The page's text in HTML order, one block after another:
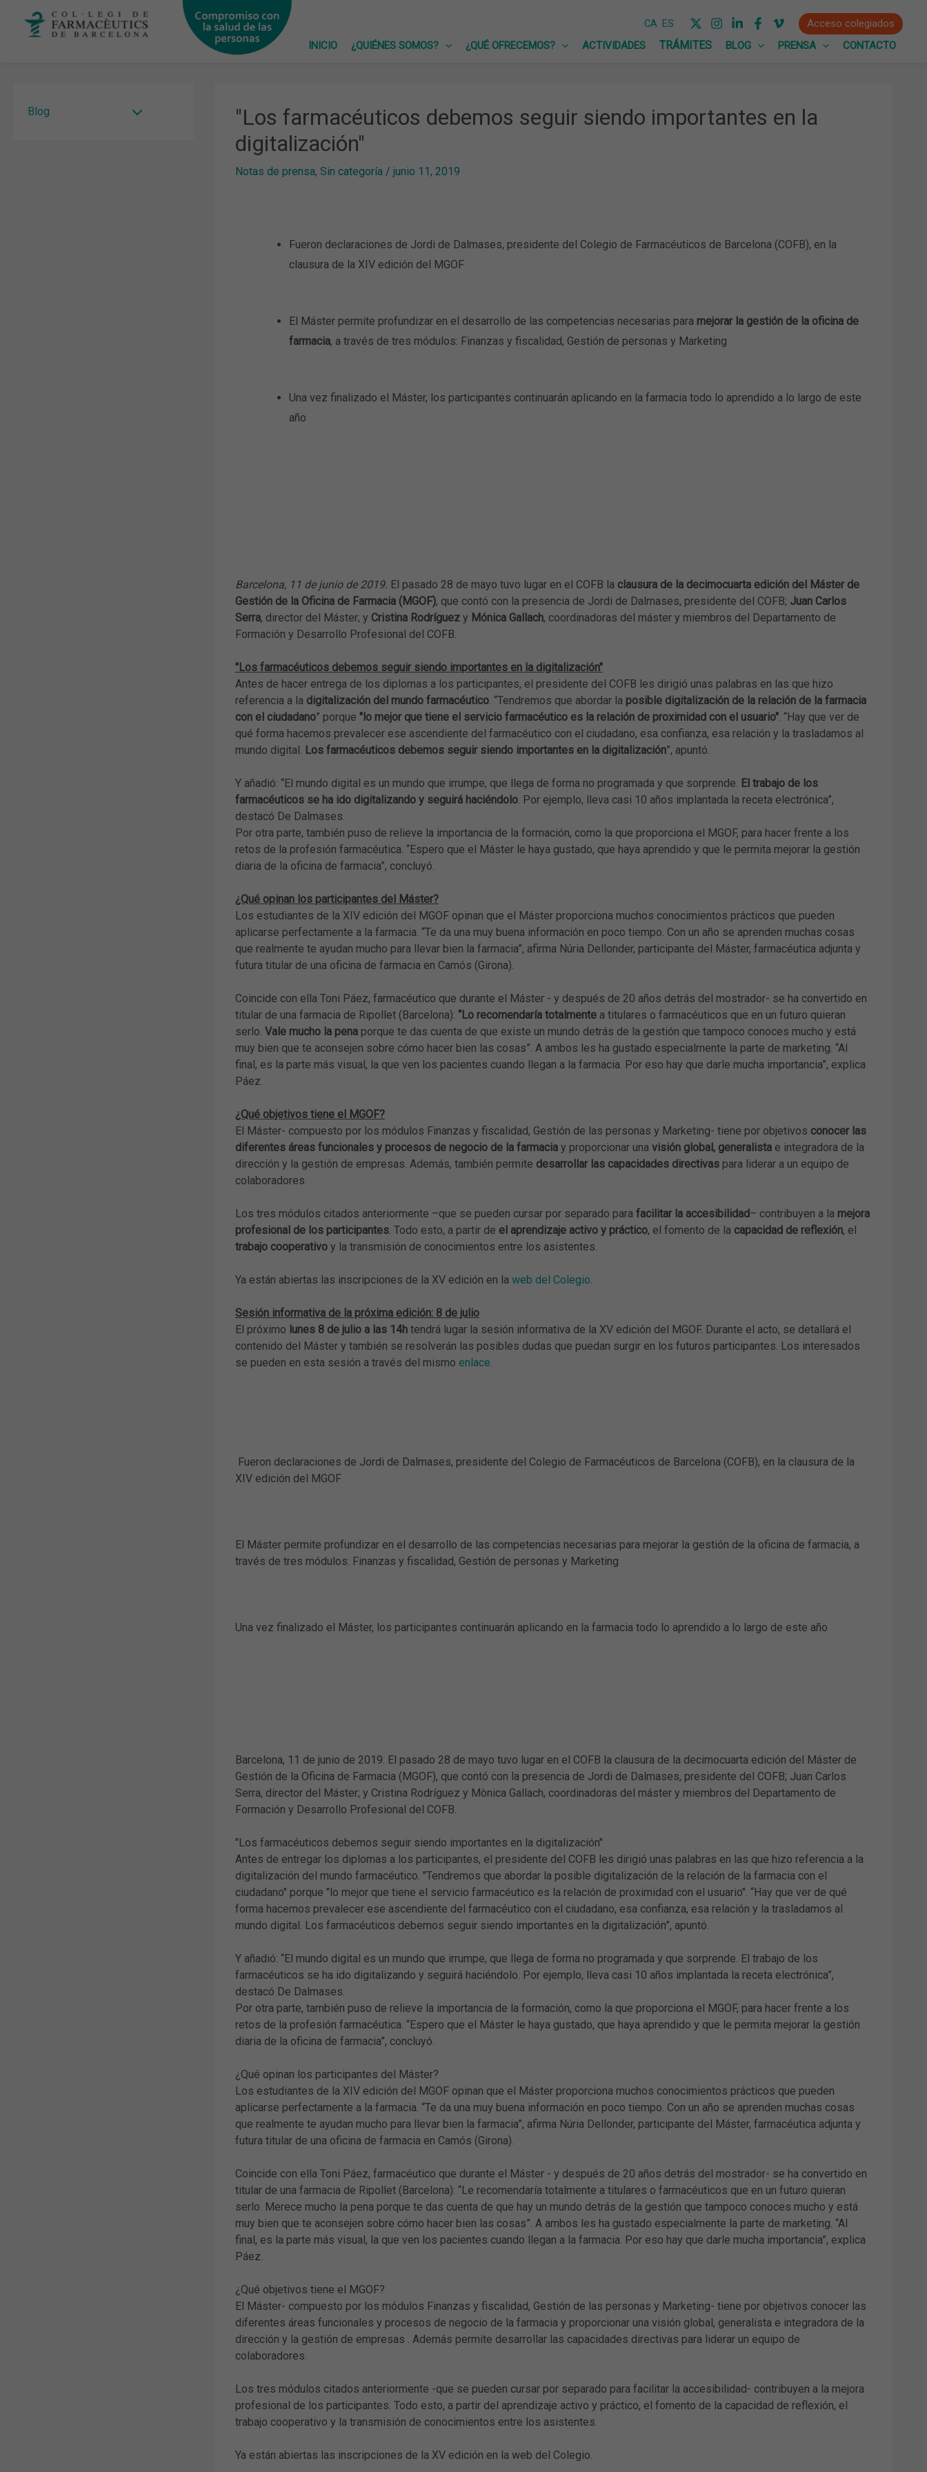
CA ES
Acceso colegiados
INICIO
¿QUIÉNES SOMOS? ¿QUÉ OFRECEMOS? ACTIVIDADES BLOG PRENSA CONTACTO
Blog
"Los farmacéuticos debemos seguir siendo importantes en la
digitalización"
Notas de prensa, Sin categoría/ junio 11, 2019
Fueron declaraciones de Jordi de Dalmases, presidente del Colegio de Farmacéuticos de Barcelona (COFB), en la
clausura de la XIV edición del MGOF
El Máster permite profundizar en el desarrollo de las competencias necesarias para mejorar la gestión de la oficina de
farmacia, a través de tres módulos: Finanzas y fiscalidad, Gestión de personas y Marketing
Una vez finalizado el Máster, los participantes continuarán aplicando en la farmacia todo lo aprendido a lo largo de este
año
Barcelona, 11 de junio de 2019. El pasado 28 de mayo tuvo lugar en el COFB la clausura de la decimocuarta edición del Máster de
Gestión de la Oficina de Farmacia (MGOF), que contó con la presencia de Jordi de Dalmases, presidente del COFB; Juan Carlos
Serra, director del Máster; y Cristina Rodríguezy Mónica Gallach, coordinadoras del máster y miembros del Departamento de
Formación y Desarrollo Profesional del COFB.
"Los farmacéuticos debemos seguir siendo importantes en la digitalización"
Antes de hacer entrega de los diplomas a los participantes, el presidente del COFB les dirigió unas palabras en las que hizo
referencia a la digitalización del mundo farmacéutico. “Tendremos que abordar la posible digitalización de la relación de la farmacia
con el ciudadano” porque "lo mejor que tiene el servicio farmacéutico es la relación de proximidad con el usuario". “Hay que ver de
qué forma hacemos prevalecer ese ascendiente del farmacéutico con el ciudadano, esa confianza, esa relación y la trasladamos al
mundo digital. Los farmacéuticos debemos seguir siendo importantes en la digitalización”, apuntó.
Y añadió: “El mundo digital es un mundo que irrumpe, que llega de forma no programada y que sorprende. El trabajo de los
farmacéuticos se ha ido digitalizando y seguirá haciéndolo. Por ejemplo, lleva casi 10 años implantada la receta electrónica”,
destacó De Dalmases.
Por otra parte, también puso de relieve la importancia de la formación, como la que proporciona el MGOF, para hacer frente a los
retos de la profesión farmacéutica. “Espero que el Máster le haya gustado, que haya aprendido y que le permita mejorar la gestión
diaria de la oficina de farmacia”, concluyó.
¿Qué opinan los participantes del Máster?
Los estudiantes de la XIV edición del MGOF opinan que el Máster proporciona muchos conocimientos prácticos que pueden
aplicarse perfectamente a la farmacia. “Te da una muy buena información en poco tiempo. Con un año se aprenden muchas cosas
que realmente te ayudan mucho para llevar bien la farmacia”, afirma Núria Dellonder, participante del Máster, farmacéutica adjunta y
futura titular de una oficina de farmacia en Camós (Girona).
Coincide con ella Toni Páez, farmacéutico que durante el Máster - y después de 20 años detrás del mostrador- se ha convertido en
titular de una farmacia de Ripollet (Barcelona): “Lo recomendaría totalmente a titulares o farmacéuticos que en un futuro quieran
serlo. Vale mucho la penaporque te das cuenta de que existe un mundo detrás de la gestión que tampoco conoces mucho y está
muy bien que te aconsejen sobre cómo hacer bien las cosas”. A ambos les ha gustado especialmente la parte de marketing. “Al
final, es la parte más visual, la que ven los pacientes cuando llegan a la farmacia. Por eso hay que darle mucha importancia”, explica
Páez.
¿Qué objetivos tiene el MGOF?
El Máster- compuesto por los módulos Finanzas y fiscalidad, Gestión de las personas y Marketing- tiene por objetivos conocer las
diferentes áreas funcionales y procesos de negocio de la farmaciay proporcionar una visión global, generalistae integradora de la
dirección y la gestión de empresas. Además, también permite desarrollar las capacidades directivaspara liderar a un equipo de
colaboradores.
Los tres módulos citados anteriormente –que se pueden cursar por separado para facilitar la accesibilidad– contribuyen a la mejora
profesional de los participantes. Todo esto, a partir de el aprendizaje activo y práctico, el fomento de la capacidad de reflexión, el
trabajo cooperativoy la transmisión de conocimientos entre los asistentes.
Ya están abiertas las inscripciones de la XV edición en la web del Colegio.
Sesión informativa de la próxima edición: 8 de julio
El próximo lunes 8 de julio a las 14htendrá lugar la sesión informativa de la XV edición del MGOF. Durante el acto, se detallará el
contenido del Máster y también se resolverán las posibles dudas que puedan surgir en los futuros participantes. Los interesados
se pueden en esta sesión a través del mismo enlace.
Fueron declaraciones de Jordi de Dalmases, presidente del Colegio de Farmacéuticos de Barcelona (COFB), en la clausura de la
XIV edición del MGOF
El Máster permite profundizar en el desarrollo de las competencias necesarias para mejorar la gestión de la oficina de farmacia, a
través de tres módulos: Finanzas y fiscalidad, Gestión de personas y Marketing
Una vez finalizado el Máster, los participantes continuarán aplicando en la farmacia todo lo aprendido a lo largo de este año
Barcelona, 11 de junio de 2019. El pasado 28 de mayo tuvo lugar en el COFB la clausura de la decimocuarta edición del Máster de
Gestión de la Oficina de Farmacia (MGOF), que contó con la presencia de Jordi de Dalmases, presidente del COFB; Juan Carlos
Serra, director del Máster; y Cristina Rodríguez y Mònica Gallach, coordinadoras del máster y miembros del Departamento de
Formación y Desarrollo Profesional del COFB.
"Los farmacéuticos debemos seguir siendo importantes en la digitalización"
Antes de entregar los diplomas a los participantes, el presidente del COFB les dirigió unas palabras en las que hizo referencia a la
digitalización del mundo farmacéutico. "Tendremos que abordar la posible digitalización de la relación de la farmacia con el
ciudadano" porque "lo mejor que tiene el servicio farmacéutico es la relación de proximidad con el usuario". “Hay que ver de qué
forma hacemos prevalecer ese ascendiente del farmacéutico con el ciudadano, esa confianza, esa relación y la trasladamos al
mundo digital. Los farmacéuticos debemos seguir siendo importantes en la digitalización”, apuntó.
Y añadió: “El mundo digital es un mundo que irrumpe, que llega de forma no programada y que sorprende. El trabajo de los
farmacéuticos se ha ido digitalizando y seguirá haciéndolo. Por ejemplo, lleva casi 10 años implantada la receta electrónica”,
destacó De Dalmases.
Por otra parte, también puso de relieve la importancia de la formación, como la que proporciona el MGOF, para hacer frente a los
retos de la profesión farmacéutica. “Espero que el Máster le haya gustado, que haya aprendido y que le permita mejorar la gestión
diaria de la oficina de farmacia”, concluyó.
¿Qué opinan los participantes del Máster?
Los estudiantes de la XIV edición del MGOF opinan que el Máster proporciona muchos conocimientos prácticos que pueden
aplicarse perfectamente a la farmacia. “Te da una muy buena información en poco tiempo. Con un año se aprenden muchas cosas
que realmente te ayudan mucho para llevar bien la farmacia”, afirma Núria Dellonder, participante del Máster, farmacéutica adjunta y
futura titular de una oficina de farmacia en Camós (Girona).
Coincide con ella Toni Páez, farmacéutico que durante el Máster - y después de 20 años detrás del mostrador- se ha convertido en
titular de una farmacia de Ripollet (Barcelona): “Le recomendaría totalmente a titulares o farmacéuticos que en un futuro quieran
serlo. Merece mucho la pena porque te das cuenta de que hay un mundo detrás de la gestión que tampoco conoces mucho y está
muy bien que te aconsejen sobre cómo hacer bien las cosas”. A ambos les ha gustado especialmente la parte de marketing. “Al
final, es la parte más visual, la que ven los pacientes cuando llegan a la farmacia. Por eso hay que darle mucha importancia”, explica
Páez.
¿Qué objetivos tiene el MGOF?
El Máster- compuesto por los módulos Finanzas y fiscalidad, Gestión de las personas y Marketing- tiene por objetivos conocer las
diferentes áreas funcionales y procesos de negocio de la farmacia y proporcionar una visión global, generalista e integradora de la
dirección y la gestión de empresas . Además permite desarrollar las capacidades directivas para liderar un equipo de
colaboradores.
Los tres módulos citados anteriormente -que se pueden cursar por separado para facilitar la accesibilidad- contribuyen a la mejora
profesional de los participantes. Todo esto, a partir del aprendizaje activo y práctico, el fomento de la capacidad de reflexión, el
trabajo cooperativo y la transmisión de conocimientos entre los asistentes.
Ya están abiertas las inscripciones de la XV edición en la web del Colegio.